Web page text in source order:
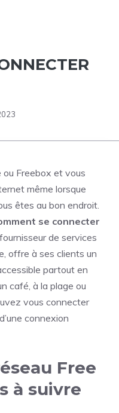
ou Freebox et vous
même lorsque
êtes au bon endroit.
se connecter
de services
offre à ses clients un
partout en
café, à la plage ou
vous connecter
connexion
Free
à suivre